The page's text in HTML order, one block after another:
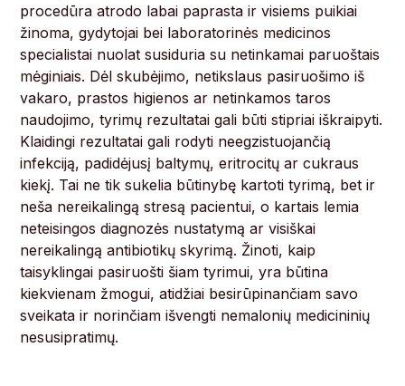
procedūra atrodo labai paprasta ir visiems puikiai
žinoma, gydytojai bei laboratorinės medicinos
specialistai nuolat susiduria su netinkamai paruoštais
mėginiais. Dėl skubėjimo, netikslaus pasiruošimo iš
vakaro, prastos higienos ar netinkamos taros
naudojimo, tyrimų rezultatai gali būti stipriai iškraipyti.
Klaidingi rezultatai gali rodyti neegzistuojančią
infekciją, padidėjusį baltymų, eritrocitų ar cukraus
kiekį. Tai ne tik sukelia būtinybę kartoti tyrimą, bet ir
neša nereikalingą stresą pacientui, o kartais lemia
neteisingos diagnozės nustatymą ar visiškai
nereikalingą antibiotikų skyrimą. Žinoti, kaip
taisyklingai pasiruošti šiam tyrimui, yra būtina
kiekvienam žmogui, atidžiai besirūpinančiam savo
sveikata ir norinčiam išvengti nemalonių medicininių
nesusipratimų.